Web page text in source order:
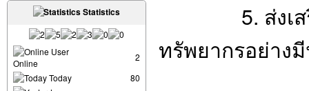
Statistics
User
Online
2
Today
80
5. ส่งเสริม
ทรัพยากรอย่าง